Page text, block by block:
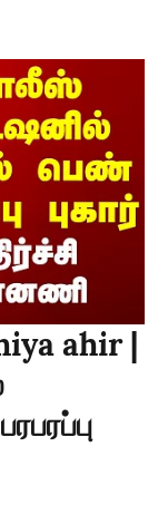
ahir |